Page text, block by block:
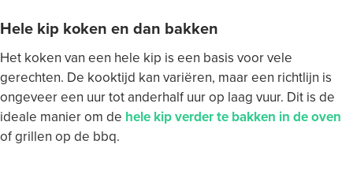
Hele kip koken en dan bakken
Het koken van een hele kip is een basis voor vele
gerechten. De kooktijd kan variëren, maar een richtlijn is
ongeveer een uur tot anderhalf uur op laag vuur. Dit is de
ideale manier om de hele kip verder te bakken in de oven
of grillen op de bbq.